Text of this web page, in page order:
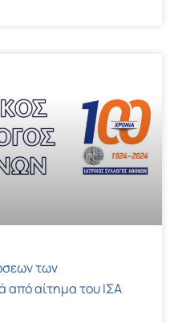
των
από αίτημα του ΙΣΑ